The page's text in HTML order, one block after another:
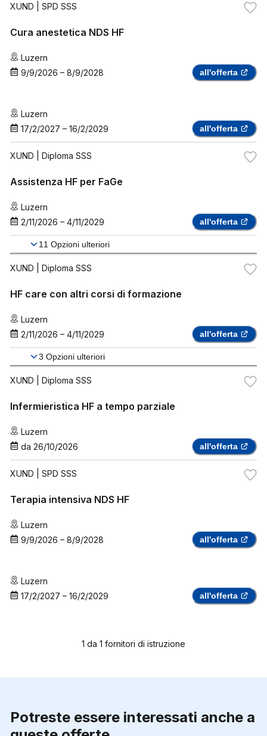
XUND | SPD SSS
Cura anestetica NDS HF
Luzern
9/9/2026 – 8/9/2028 all'offerta
Luzern
17/2/2027 – 16/2/2029 all'offerta
XUND | Diploma SSS
Assistenza HF per FaGe
Luzern
2/11/2026 – 4/11/2029 all'offerta
11 Opzioni ulteriori
XUND | Diploma SSS
HF care con altri corsi di formazione
Luzern
2/11/2026 – 4/11/2029 all'offerta
3 Opzioni ulteriori
XUND | Diploma SSS
Infermieristica HF a tempo parziale
Luzern
da 26/10/2026 all'offerta
XUND | SPD SSS
Terapia intensiva NDS HF
Luzern
9/9/2026 – 8/9/2028 all'offerta
Luzern
17/2/2027 – 16/2/2029 all'offerta
1 da 1 fornitori di istruzione
Potreste essere interessati anche a